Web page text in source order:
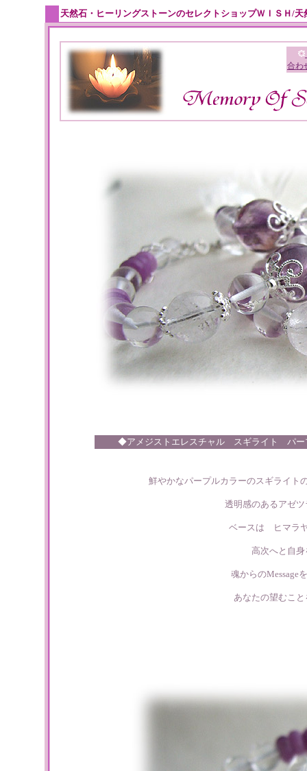
天然石・ヒーリングストーンのセレクトショップＷＩＳＨ/
合わ
◆アメジストエレスチャル スギライト パ
鮮やかなパープルカラーのスギライ
透明感のあるアゼ
ベースは ヒマラ
高次へと自
魂からの
あなたの望むこ